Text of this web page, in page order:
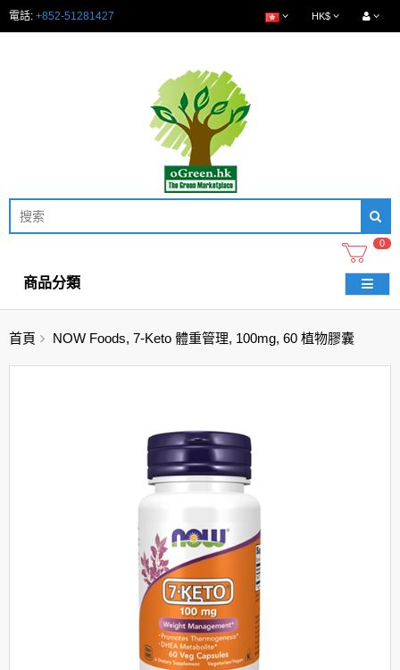
電話: +852-51281427 HK$
0
商品分類
首頁 NOW Foods, 7-Keto 體重管理, 100mg, 60 植物膠囊